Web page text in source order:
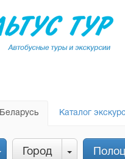
Беларусь Каталог
Город